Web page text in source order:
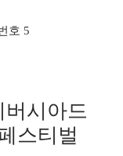
호 5
버시아드
스티벌